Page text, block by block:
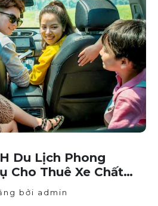
Du Lịch Phong
Cho Thuê Xe Chất
TP HCM
bởi admin